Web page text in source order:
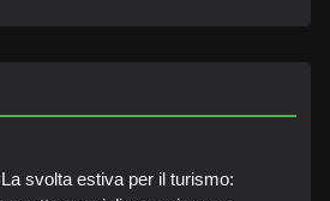
La svolta estiva per il turismo: